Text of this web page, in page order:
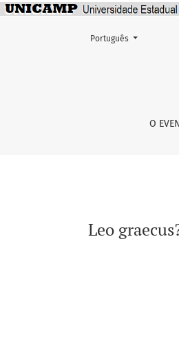
Leo graecus?
O
Mudar o idioma. O atual
Português
Leo